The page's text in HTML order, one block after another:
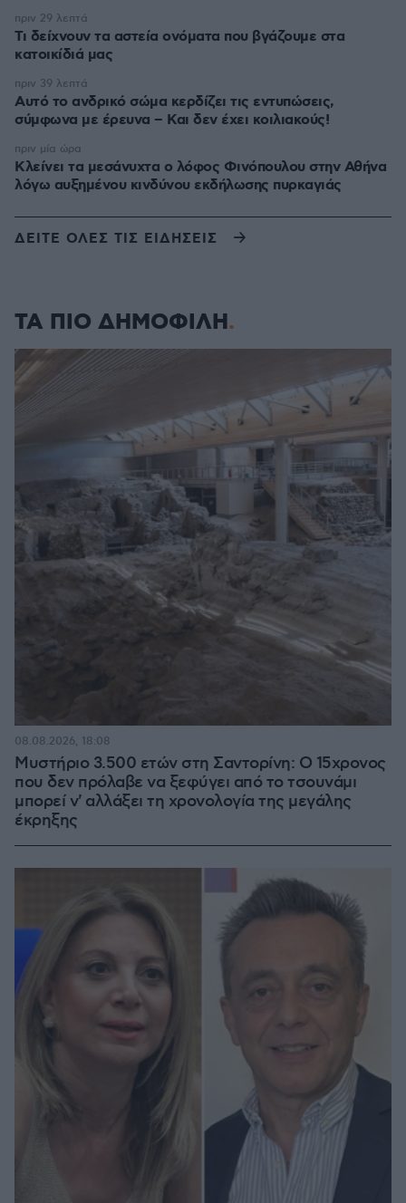
Τι δείχνουν τα αστεία ονόματα που βγάζουμε στα
κατοικίδιά μας
πριν 29 λεπτά
Αυτό το ανδρικό σώμα κερδίζει τις εντυπώσεις,
σύμφωνα με έρευνα – Και δεν έχει κοιλιακούς!
πριν 39 λεπτά
Κλείνει τα μεσάνυχτα ο λόφος Φινόπουλου στην Αθήνα
λόγω αυξημένου κινδύνου εκδήλωσης πυρκαγιάς
πριν μία ώρα
ΔΕΙΤΕ ΟΛΕΣ ΤΙΣ ΕΙΔΗΣΕΙΣ
ΤΑ ΠΙΟ ΔΗΜΟΦΙΛΗ
Μυστήριο 3.500 ετών στη Σαντορίνη: Ο 15χρονος
που δεν πρόλαβε να ξεφύγει από το τσουνάμι
μπορεί ν' αλλάξει τη χρονολογία της μεγάλης
έκρηξης
08.08.2026, 18:08